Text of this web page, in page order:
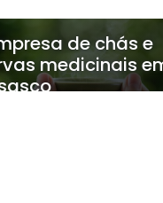
de chás e
medicinais